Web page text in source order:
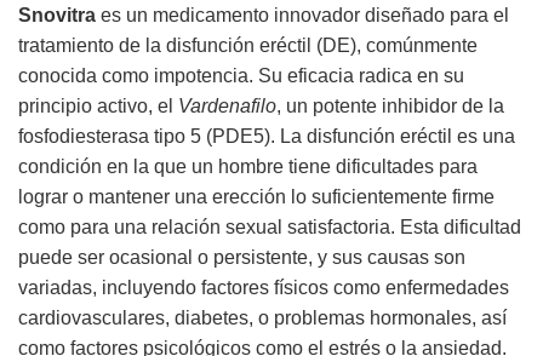
Snovitra es un medicamento innovador diseñado para el
tratamiento de la disfunción eréctil (DE), comúnmente
conocida como impotencia. Su eficacia radica en su
principio activo, el Vardenafilo, un potente inhibidor de la
fosfodiesterasa tipo 5 (PDE5). La disfunción eréctil es una
condición en la que un hombre tiene dificultades para
lograr o mantener una erección lo suficientemente firme
como para una relación sexual satisfactoria. Esta dificultad
puede ser ocasional o persistente, y sus causas son
variadas, incluyendo factores físicos como enfermedades
cardiovasculares, diabetes, o problemas hormonales, así
como factores psicológicos como el estrés o la ansiedad.